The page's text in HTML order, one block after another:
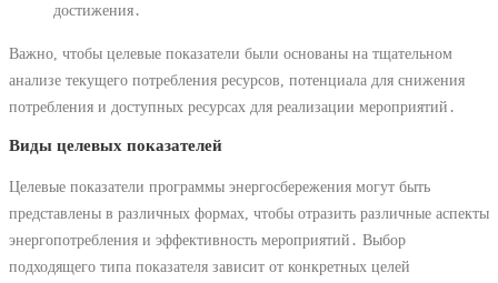
достижения․
Важно, чтобы целевые показатели были основаны на тщательном
анализе текущего потребления ресурсов, потенциала для снижения
потребления и доступных ресурсах для реализации мероприятий․
Виды целевых показателей
Целевые показатели программы энергосбережения могут быть
представлены в различных формах, чтобы отразить различные аспекты
энергопотребления и эффективность мероприятий․ Выбор
подходящего типа показателя зависит от конкретных целей